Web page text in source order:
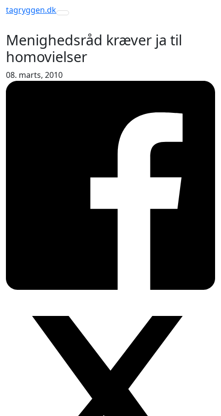
tagryggen.dk
Toggle navigation
Menighedsråd kræver ja til
homovielser
08. marts, 2010